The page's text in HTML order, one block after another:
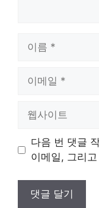
트
다음 번 댓글
이메일, 그리